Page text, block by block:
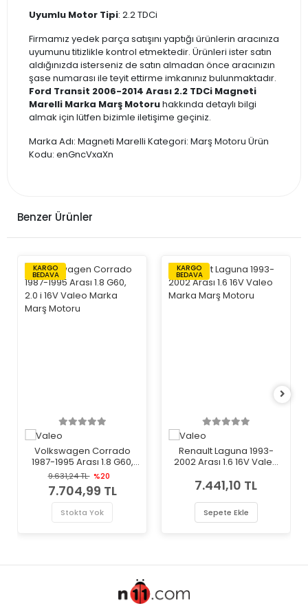
Uyumlu Motor Tipi: 2.2 TDCi
Firmamız yedek parça satışını yaptığı ürünlerin aracınıza
uyumunu titizlikle kontrol etmektedir. Ürünleri ister satın
aldığınızda isterseniz de satın almadan önce aracınızın
şase numarası ile teyit ettirme imkanınız bulunmaktadır.
Ford Transit 2006-2014 Arası 2.2 TDCi Magneti
Marelli Marka Marş Motoruhakkında detaylı bilgi
almak için lütfen bizimle iletişime geçiniz.
Marka Adı: Magneti Marelli Kategori: Marş Motoru Ürün
Kodu: enGncVxaXn
Benzer Ürünler
KARGO
BEDAVA
Volkswagen Corrado
1987-1995 Arası 1.8 G60,
2.0 i 16V Valeo Marka
Marş Motoru
9.631,24 TL %20
7.704,99 TL
Stokta Yok
KARGO
BEDAVA
Renault Laguna 1993-
2002 Arası 1.6 16V Valeo
7.441,10 TL
Sepete Ekle